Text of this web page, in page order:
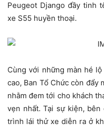
Peugeot Django đầy tinh
xe S55 huyền thoại.
Cùng với những màn hé
cao, Ban Tổ Chức còn đẩy
nhằm đem tới cho khách
vẹn nhất. Tại sự kiện,
trình lái thử xe diễn ra ở